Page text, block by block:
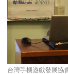
台灣手機遊戲發展協